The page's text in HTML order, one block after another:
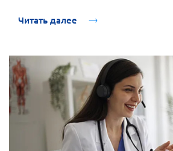
Читать далее